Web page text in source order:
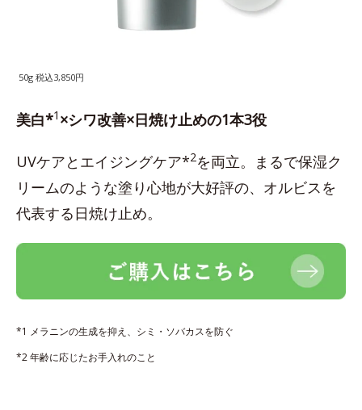
50g 税込3,850円
美白*1 ×シワ改善×日焼け止めの1本3役
UVケアとエイジングケア*2を両立。まるで保湿ク
リームのような塗り心地が大好評の、オルビスを
代表する日焼け止め。
*1 メラニンの生成を抑え、シミ・ソバカスを防ぐ
*2 年齢に応じたお手入れのこと